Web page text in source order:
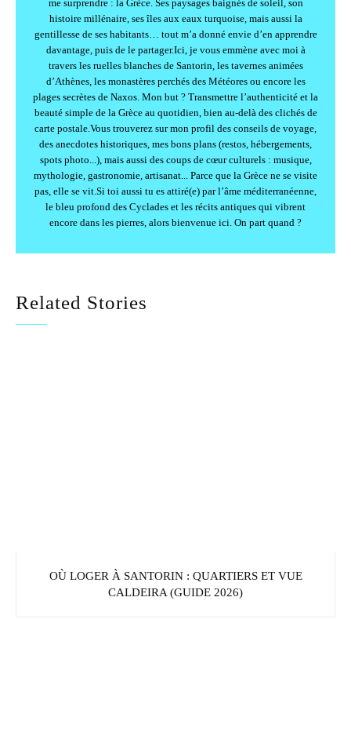
me surprendre : la Grèce. Ses paysages baignés de soleil, son
histoire millénaire, ses îles aux eaux turquoise, mais aussi la
gentillesse de ses habitants… tout m’a donné envie d’en apprendre
davantage, puis de le partager.Ici, je vous emmène avec moi à
travers les ruelles blanches de Santorin, les tavernes animées
d’Athènes, les monastères perchés des Météores ou encore les
plages secrètes de Naxos. Mon but ? Transmettre l’authenticité et la
beauté simple de la Grèce au quotidien, bien au-delà des clichés de
carte postale.Vous trouverez sur mon profil des conseils de voyage,
des anecdotes historiques, mes bons plans (restos, hébergements,
spots photo...), mais aussi des coups de cœur culturels : musique,
mythologie, gastronomie, artisanat... Parce que la Grèce ne se visite
pas, elle se vit.Si toi aussi tu es attiré(e) par l’âme méditerranéenne,
le bleu profond des Cyclades et les récits antiques qui vibrent
encore dans les pierres, alors bienvenue ici. On part quand ?
Related Stories
OÙ LOGER À SANTORIN : QUARTIERS ET VUE
CALDEIRA (GUIDE 2026)